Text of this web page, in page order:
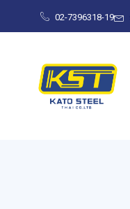
02-7396318-19